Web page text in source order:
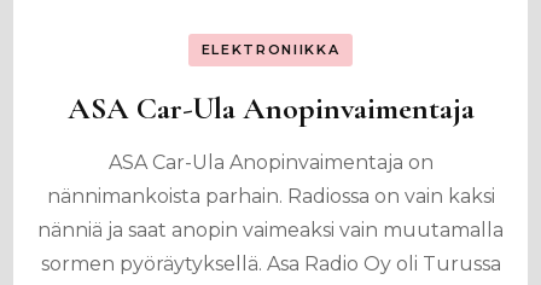
ELEKTRONIIKKA
ASA Car-Ula Anopinvaimentaja
ASA Car-Ula Anopinvaimentaja on
nännimankoista parhain. Radiossa on vain kaksi
nänniä ja saat anopin vaimeaksi vain muutamalla
sormen pyöräytyksellä. Asa Radio Oy oli Turussa